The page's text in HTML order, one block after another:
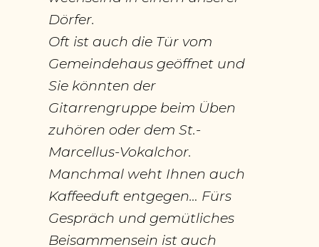
Dörfer.
Oft ist auch die Tür vom
Gemeindehaus geöffnet und
Sie könnten der
Gitarrengruppe beim Üben
zuhören oder dem St.-
Marcellus-Vokalchor.
Manchmal weht Ihnen auch
Kaffeeduft entgegen… Fürs
Gespräch und gemütliches
Beisammensein ist auch